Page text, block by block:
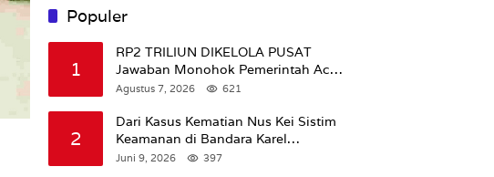
Populer
1
RP2 TRILIUN DIKELOLA PUSAT
Jawaban Monohok Pemerintah Aceh
Usai Disorot Mentan Amran Soal
Agustus 7, 2026 621
2
Dari Kasus Kematian Nus Kei Sistim
Keamanan di Bandara Karel
Sadsuitubun Langgur
Juni 9, 2026 397